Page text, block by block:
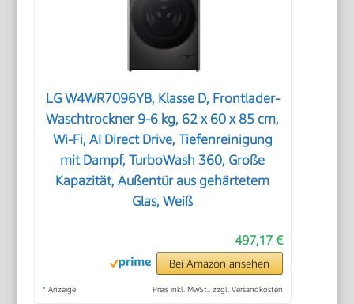
LG W4WR7096YB, Klasse D, Frontlader-
Waschtrockner 9-6 kg, 62 x 60 x 85 cm,
Wi-Fi, AI Direct Drive, Tiefenreinigung
mit Dampf, TurboWash 360, Große
Kapazität, Außentür aus gehärtetem
Glas, Weiß
497,17 €
Bei Amazon ansehen
* Anzeige Preis inkl. MwSt., zzgl. Versandkosten